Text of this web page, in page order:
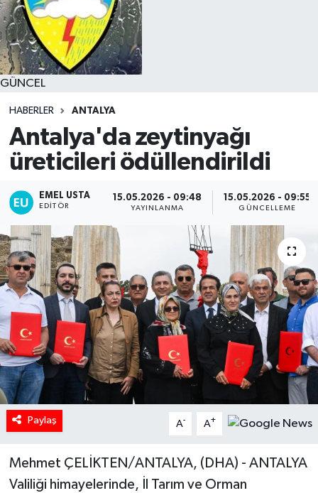
GÜNCEL
HABERLER ANTALYA
Antalya'da zeytinyağı
üreticileri ödüllendirildi
EMEL USTA
EDITÖR
15.05.2026 - 09:48
YAYINLANMA
15.05.2026 - 09:55
GÜNCELLEME
Paylaş A- A+
Mehmet ÇELİKTEN/ANTALYA, (DHA) - ANTALYA
Valiliği himayelerinde, İl Tarım ve Orman